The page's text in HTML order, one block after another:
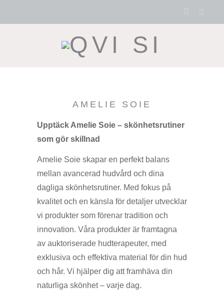
AMELIE SOIE
Upptäck Amelie Soie – skönhetsrutiner
som gör skillnad
Amelie Soie skapar en perfekt balans
mellan avancerad hudvård och dina
dagliga skönhetsrutiner. Med fokus på
kvalitet och en känsla för detaljer utvecklar
vi produkter som förenar tradition och
innovation. Våra produkter är framtagna
av auktoriserade hudterapeuter, med
exklusiva och effektiva material för din hud
och hår. Vi hjälper dig att framhäva din
naturliga skönhet – varje dag.